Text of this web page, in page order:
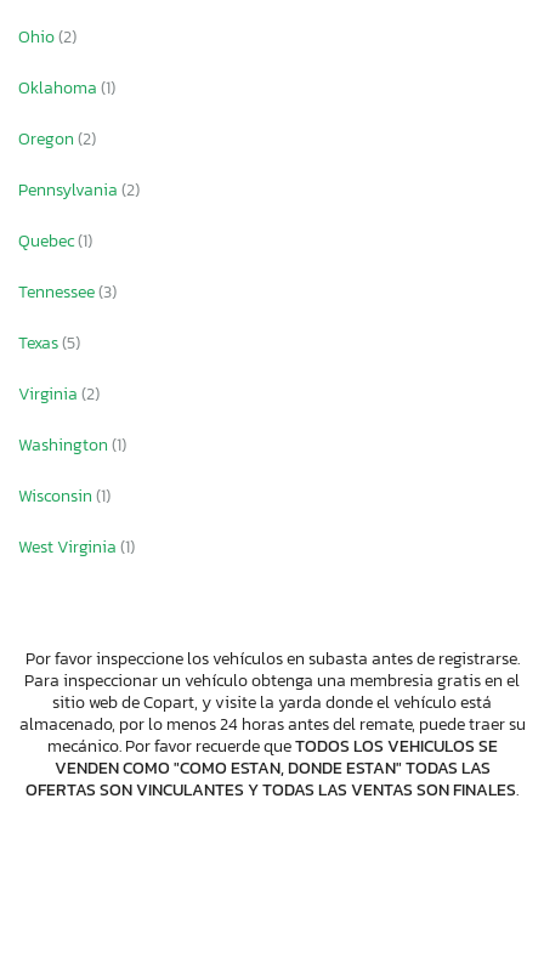
Ohio(2)
Oklahoma(1)
Oregon(2)
Pennsylvania(2)
Quebec(1)
Tennessee(3)
Texas(5)
Virginia(2)
Washington(1)
Wisconsin(1)
West Virginia(1)
Por favor inspeccione los vehículos en subasta antes de registrarse.
Para inspeccionar un vehículo obtenga una membresia gratis en el
sitio web de Copart, y visite la yarda donde el vehículo está
almacenado, por lo menos 24 horas antes del remate, puede traer su
mecánico. Por favor recuerde queTODOS LOS VEHICULOS SE
VENDEN COMO "COMO ESTAN, DONDE ESTAN" TODAS LAS
OFERTAS SON VINCULANTES Y TODAS LAS VENTAS SON FINALES.